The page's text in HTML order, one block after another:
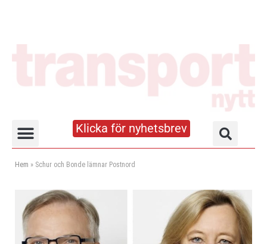
Klicka för nyhetsbrev
Hem » Schur och Bonde lämnar Postnord